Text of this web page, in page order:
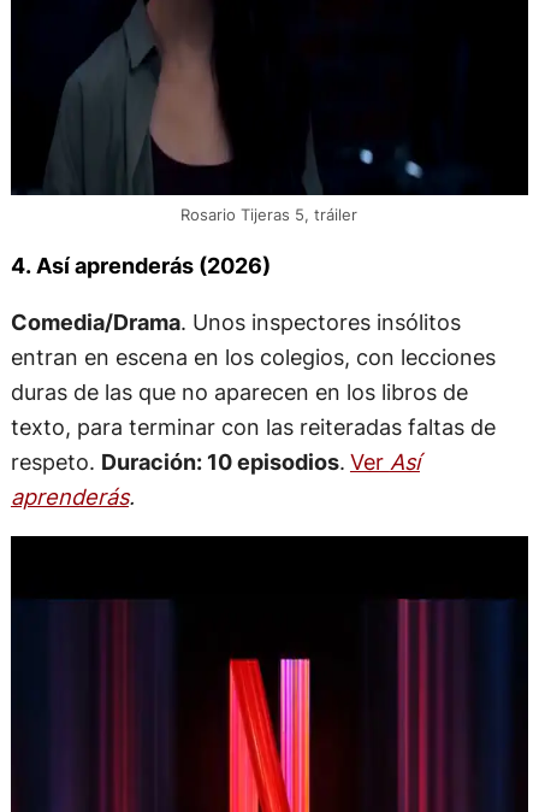
Rosario Tijeras 5, tráiler
4. Así aprenderás (2026)
Comedia/Drama. Unos inspectores insólitos
entran en escena en los colegios, con lecciones
duras de las que no aparecen en los libros de
texto, para terminar con las reiteradas faltas de
respeto. Duración: 10 episodios. Ver Así
aprenderás.